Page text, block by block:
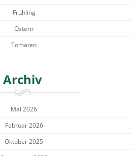
Frühling
Ostern
Tomaten
Archiv
Mai 2026
Februar 2026
Oktober 2025